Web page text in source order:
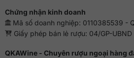
Chứng nhận kinh doanh
Mã số doanh nghiệp: 0110385539 -
Giấy phép bán lẻ rượu: 04/GP-UBND
QKAWine - Chuyên rượu ngoại hàng